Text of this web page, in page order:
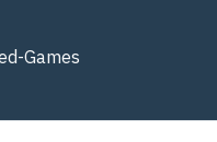
Games